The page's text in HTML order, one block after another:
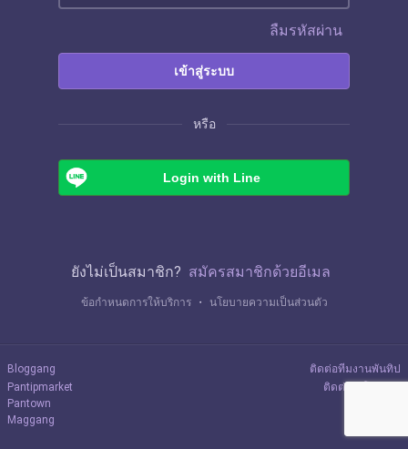
ลืมรหัสผ่าน
เข้าสู่ระบบ
หรือ
Login with Line
ยังไม่เป็นสมาชิก? สมัครสมาชิกด้วยอีเมล
ข้อกำหนดการให้บริการ ・ นโยบายความเป็นส่วนตัว
Bloggang
Pantipmarket
Pantown
Maggang
ติดต่อทีมงานพันทิป
ติดต่อลงโฆษณา